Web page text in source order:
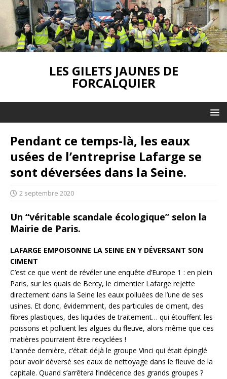
LES GILETS JAUNES DE
FORCALQUIER
Pendant ce temps-là, les eaux
usées de l’entreprise Lafarge se
sont déversées dans la Seine.
2 septembre 2020
Un “véritable scandale écologique” selon la
Mairie de Paris.
LAFARGE EMPOISONNE LA SEINE EN Y DÉVERSANT SON
CIMENT
C’est ce que vient de révéler une enquête d’Europe 1 : en plein
Paris, sur les quais de Bercy, le cimentier Lafarge rejette
directement dans la Seine les eaux polluées de l’une de ses
usines. Et donc, évidemment, des particules de ciment, des
fibres plastiques, des liquides de traitement… qui étouffent les
poissons et polluent les algues du fleuve, alors même que ces
matières pourraient être recyclées !
L’année dernière, c’était déjà le groupe Vinci qui était épinglé
pour avoir déversé ses eaux de nettoyage dans le fleuve de la
capitale. Quand s’arrêtera l’indécence des grands groupes ?